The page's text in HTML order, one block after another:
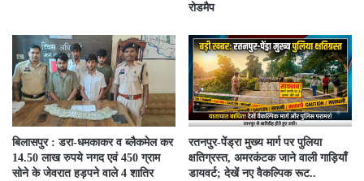
रोडमैप
बिलासपुर : डरा-धमकाकर व ब्लैकमेल कर
14.50 लाख रुपये नगद एवं 450 ग्राम
सोने के जेवरात हड़पने वाले 4 शातिर
रतनपुर-पेंड्रा मुख्य मार्ग पर पुलिया
क्षतिग्रस्त, अमरकंटक जाने वाली गाड़ियाँ
डायवर्ट; देखें नए वैकल्पिक रूट..